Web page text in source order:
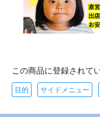
この商品に登録されて
目的 サイドメニュー